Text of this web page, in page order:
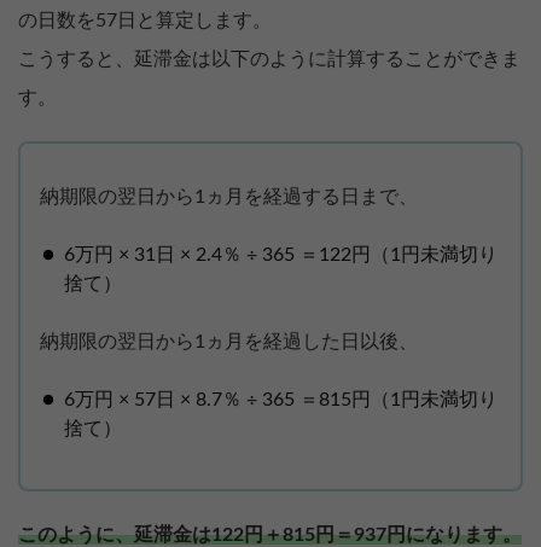
の日数を57日と算定します。
こうすると、延滞金は以下のように計算することができま
す。
納期限の翌日から1ヵ月を経過する日まで、
6万円 × 31日 × 2.4％ ÷ 365 ＝122円（1円未満切り
捨て）
納期限の翌日から1ヵ月を経過した日以後、
6万円 × 57日 × 8.7％ ÷ 365 ＝815円（1円未満切り
捨て）
このように、延滞金は122円＋815円＝937円になります。